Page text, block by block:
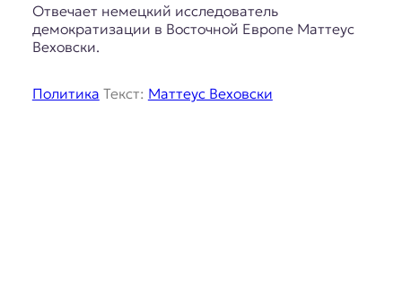
Отвечает немецкий исследователь
демократизации в Восточной Европе Маттеус
Веховски.
Политика Текст: Маттеус Веховски